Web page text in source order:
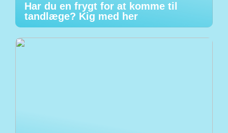
Har du en frygt for at komme til
tandlæge? Kig med her